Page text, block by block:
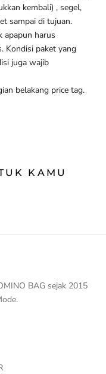
kembali) , segel,
sampai di tujuan.
apapun harus
Kondisi paket yang
juga wajib
belakang price tag.
KAMU
BAG sejak 2015